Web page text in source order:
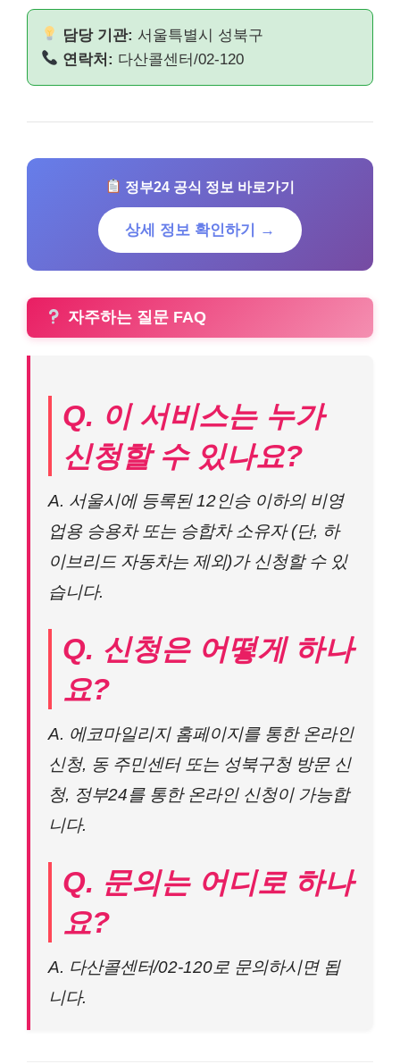
담당 기관: 서울특별시 성북구
연락처: 다산콜센터/02-120
정부24 공식 정보 바로가기
상세 정보 확인하기 →
자주하는 질문 FAQ
Q. 이 서비스는 누가
신청할 수 있나요?
A. 서울시에 등록된 12인승 이하의 비영
업용 승용차 또는 승합차 소유자 (단, 하
이브리드 자동차는 제외)가 신청할 수 있
습니다.
Q. 신청은 어떻게 하나
요?
A. 에코마일리지 홈페이지를 통한 온라인
신청, 동 주민센터 또는 성북구청 방문 신
청, 정부24를 통한 온라인 신청이 가능합
니다.
Q. 문의는 어디로 하나
요?
A. 다산콜센터/02-120로 문의하시면 됩
니다.